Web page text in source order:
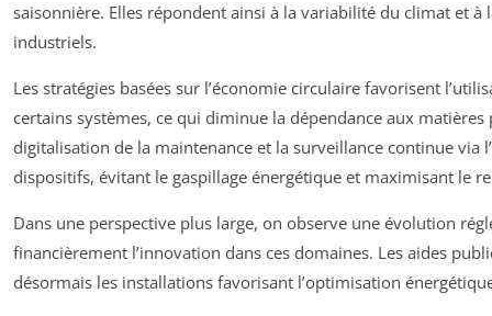
saisonnière. Elles répondent ainsi à la variabilité du climat et à
industriels.
Les stratégies basées sur l’économie circulaire favorisent
certains systèmes, ce qui diminue la dépendance aux
digitalisation de la maintenance et la surveillance continue via
dispositifs, évitant le gaspillage énergétique et maximisant le
Dans une perspective plus large, on observe une évolution
financièrement l’innovation dans ces domaines. Les aides
désormais les installations favorisant l’optimisation